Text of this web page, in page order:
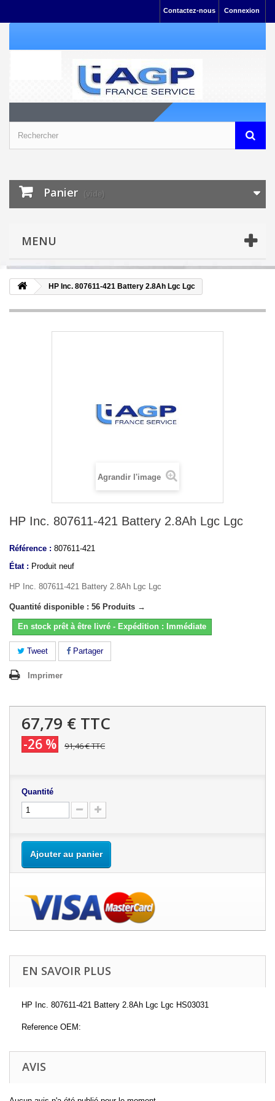
Connexion
Contactez-nous
Panier (vide)
MENU
HP Inc. 807611-421 Battery 2.8Ah Lgc Lgc
Agrandir l'image
HP Inc. 807611-421 Battery 2.8Ah Lgc Lgc
Référence : 807611-421
État : Produit neuf
HP Inc. 807611-421 Battery 2.8Ah Lgc Lgc
Quantité disponible : 56 Produits →
En stock prêt à être livré - Expédition : Immédiate
Tweet Partager
Imprimer
67,79 € TTC
-26 % 91,46 €TTC
Quantité
Ajouter au panier
EN SAVOIR PLUS
HP Inc. 807611-421 Battery 2.8Ah Lgc Lgc HS03031
Reference OEM:
AVIS